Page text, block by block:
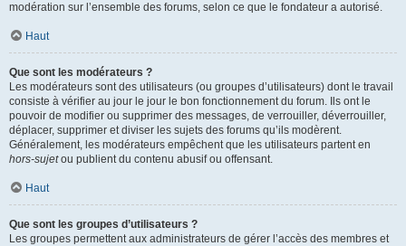
modération sur l’ensemble des forums, selon ce que le fondateur a autorisé.
Haut
Que sont les modérateurs ?
Les modérateurs sont des utilisateurs (ou groupes d’utilisateurs) dont le travail
consiste à vérifier au jour le jour le bon fonctionnement du forum. Ils ont le
pouvoir de modifier ou supprimer des messages, de verrouiller, déverrouiller,
déplacer, supprimer et diviser les sujets des forums qu’ils modèrent.
Généralement, les modérateurs empêchent que les utilisateurs partent en
hors-sujetou publient du contenu abusif ou offensant.
Haut
Que sont les groupes d’utilisateurs ?
Les groupes permettent aux administrateurs de gérer l’accès des membres et